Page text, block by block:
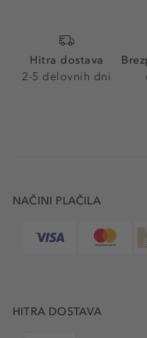
Hitra dostava
2-5 delovnih dni
NAČINI PLAČILA
HITRA DOSTAVA